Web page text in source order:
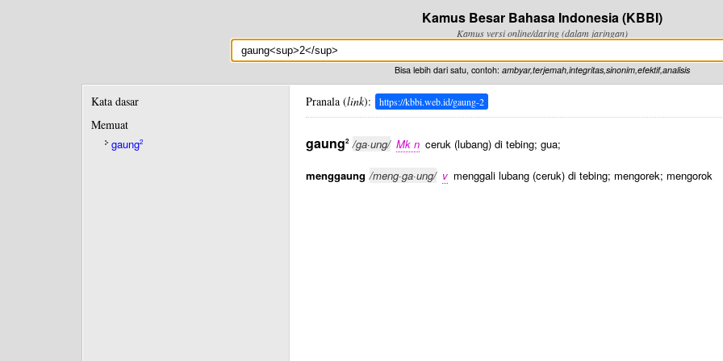
Kamus Besar Bahasa Indonesia (KBBI)
Kamus versi online/daring (dalam jaringan)
Bisa lebih dari satu, contoh: ambyar,terjemah,integritas,sinonim,efektif,analisis
Kata dasar
Memuat
gaung2
Pranala (link): https://kbbi.web.id/gaung-2
gaung2 /ga·ung/ Mk n ceruk (lubang) di tebing; gua;
menggaung /meng·ga·ung/ v menggali lubang (ceruk) di tebing; mengorek; mengorok